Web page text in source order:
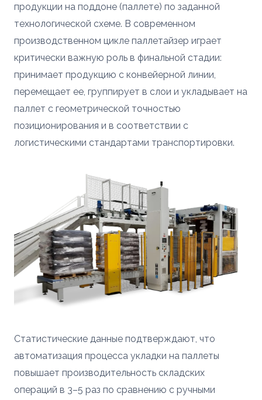
продукции на поддоне (паллете) по заданной
технологической схеме. В современном
производственном цикле паллетайзер играет
критически важную роль в финальной стадии:
принимает продукцию с конвейерной линии,
перемещает ее, группирует в слои и укладывает на
паллет с геометрической точностью
позиционирования и в соответствии с
логистическими стандартами транспортировки.
Статистические данные подтверждают, что
автоматизация процесса укладки на паллеты
повышает производительность складских
операций в 3–5 раз по сравнению с ручными